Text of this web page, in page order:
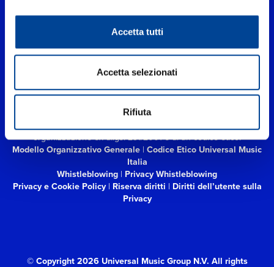
Accetta tutti
Accetta selezionati
Rifiuta
UNIVERSAL MUSIC ITALIA s.r.l. (Società con unico socio) | Via
Nervesa, 21 - 20139 Milano
966135 in data 29/06/1977Capitale sociale Euro 2.000.000
interamente versato.
Universal Music Italia, nel rispetto delle best practices in tema di
corporate compliance ed al fine di migliorare i rapporti con tutti
organizzazione ex d.lgs. 231/2001 e di un codice etico.
Modello Organizzativo Generale | Codice Etico Universal Music
Italia
Whistleblowing | Privacy Whistleblowing
Privacy e Cookie Policy| Riserva diritti | Diritti dell’utente sulla
Privacy
© Copyright 2026 Universal Music Group N.V. All rights